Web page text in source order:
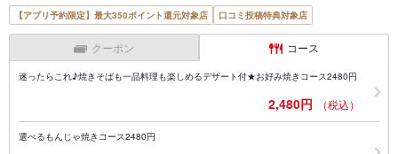
【アプリ予約限定】最大350ポイント還元対象店 口コミ投稿特典対象店
クーポン コース
迷ったらこれ♪焼きそばも一品料理も楽しめるデザート付★お好み焼きコース2480円
2,480円 （税込）
選べるもんじゃ焼きコース2480円